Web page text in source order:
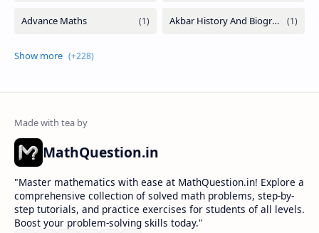
MathQuestion.in
"Master mathematics with ease at MathQuestion.in! Explore a
comprehensive collection of solved math problems, step-by-
step tutorials, and practice exercises for students of all levels.
Boost your problem-solving skills today."